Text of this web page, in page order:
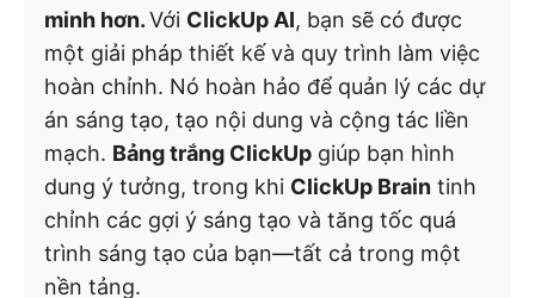
minh hơn.Với ClickUp AI, bạn sẽ có được
một giải pháp thiết kế và quy trình làm việc
hoàn chỉnh. Nó hoàn hảo để quản lý các dự
án sáng tạo, tạo nội dung và cộng tác liền
mạch. Bảng trắng ClickUp giúp bạn hình
dung ý tưởng, trong khi ClickUp Brain tinh
chỉnh các gợi ý sáng tạo và tăng tốc quá
trình sáng tạo của bạn—tất cả trong một
nền tảng.